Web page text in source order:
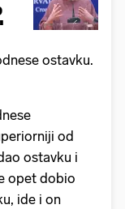
ostavku.
od
ostavku i
opet dobio
ide i on